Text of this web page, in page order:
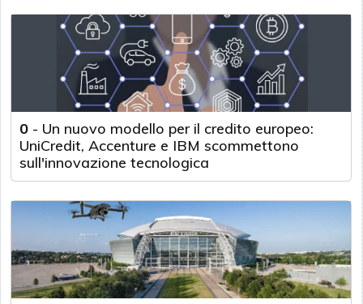
0 - Un nuovo modello per il credito europeo:
UniCredit, Accenture e IBM scommettono
sull'innovazione tecnologica